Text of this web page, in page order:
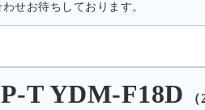
せお待ちしております。
T YDM-F18D （